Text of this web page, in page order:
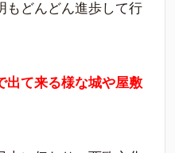
もどんどん進歩して行
出て来る様な城や屋敷